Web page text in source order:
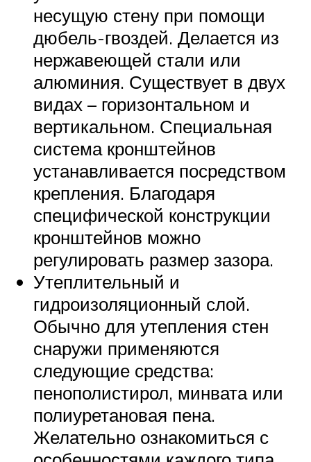
несущую стену при помощи
дюбель-гвоздей. Делается из
нержавеющей стали или
алюминия. Существует в двух
видах – горизонтальном и
вертикальном. Специальная
система кронштейнов
устанавливается посредством
крепления. Благодаря
специфической конструкции
кронштейнов можно
регулировать размер зазора.
Утеплительный и
гидроизоляционный слой.
Обычно для утепления стен
снаружи применяются
следующие средства:
пенополистирол, минвата или
полиуретановая пена.
Желательно ознакомиться с